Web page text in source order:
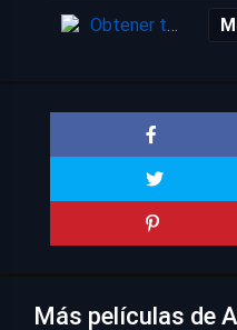
Obtener torrent
Más películas de